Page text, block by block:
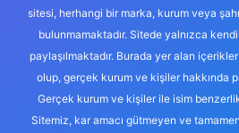
sitesi, herhangi bir marka, kurum veya
bulunmamaktadır. Sitede yalnızca kendi
paylaşılmaktadır. Burada yer alan
olup, gerçek kurum ve kişiler hakkında
Gerçek kurum ve kişiler ile isim
Sitemiz, kar amacı gütmeyen ve